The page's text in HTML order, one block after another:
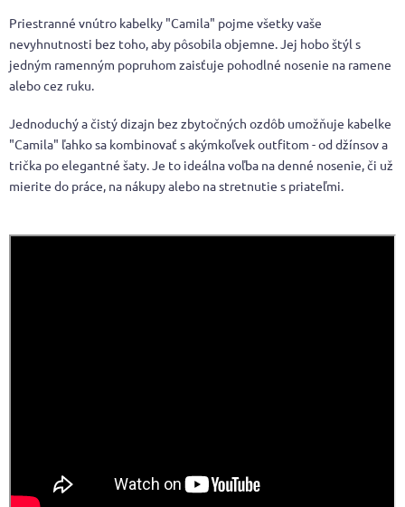
Priestranné vnútro kabelky "Camila" pojme všetky vaše
nevyhnutnosti bez toho, aby pôsobila objemne. Jej hobo štýl s
jedným ramenným popruhom zaisťuje pohodlné nosenie na ramene
alebo cez ruku.
Jednoduchý a čistý dizajn bez zbytočných ozdôb umožňuje kabelke
"Camila" ľahko sa kombinovať s akýmkoľvek outfitom - od džínsov a
trička po elegantné šaty. Je to ideálna voľba na denné nosenie, či už
mierite do práce, na nákupy alebo na stretnutie s priateľmi.